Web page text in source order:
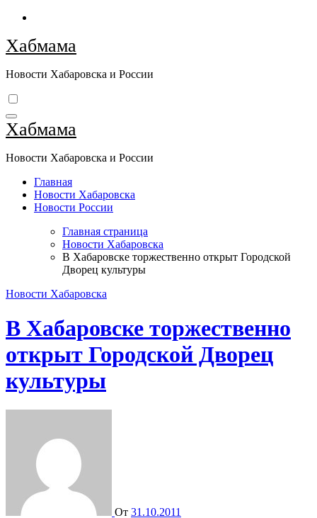
Перейти
содержимому
Хабмама
Новости Хабаровска и России
Хабмама
Новости Хабаровска и России
Главная
Новости Хабаровска
Новости России
Главная страница
Новости Хабаровска
В Хабаровске торжественно открыт Городской
Дворец культуры
Новости Хабаровска
В Хабаровске торжественно
открыт Городской Дворец
культуры
От 31.10.2011